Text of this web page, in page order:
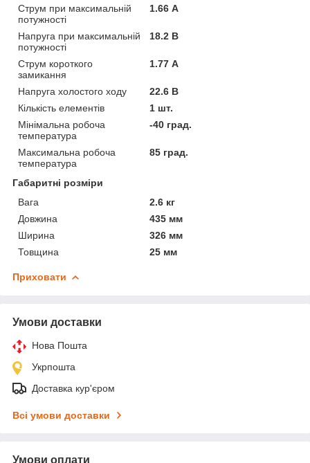
Струм при максимальній
потужності
1.66 А
Напруга при максимальній
потужності
18.2 В
Струм короткого
замикання
1.77 А
Напруга холостого ходу
22.6 В
Кількість елементів
1 шт.
Мінімальна робоча
температура
-40 град.
Максимальна робоча
температура
85 град.
Габаритні розміри
Вага
2.6 кг
Довжина
435 мм
Ширина
326 мм
Товщина
25 мм
Приховати
Умови доставки
Нова Пошта
Укрпошта
Доставка кур'єром
Всі умови доставки
Умови оплати